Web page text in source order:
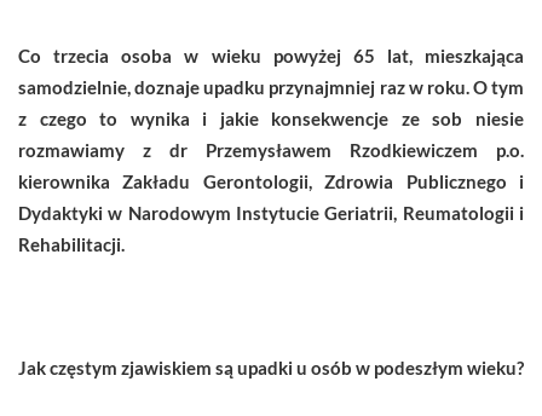
Co trzecia osoba w wieku powyżej 65 lat, mieszkająca
samodzielnie, doznaje upadku przynajmniej raz w roku. O tym
z czego to wynika i jakie konsekwencje ze sob niesie
rozmawiamy z dr Przemysławem Rzodkiewiczem p.o.
kierownika Zakładu Gerontologii, Zdrowia Publicznego i
Dydaktyki w Narodowym Instytucie Geriatrii, Reumatologii i
Rehabilitacji.
Jak częstym zjawiskiem są upadki u osób w podeszłym wieku?